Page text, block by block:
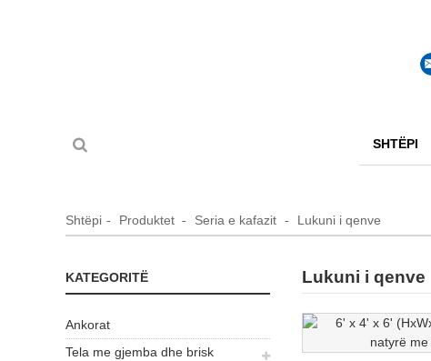
SHTËPI
Shtëpi Produktet Seria e kafazit Lukuni i qenve
KATEGORITË
Ankorat
Tela me gjemba dhe brisk
Lukuni i qenve